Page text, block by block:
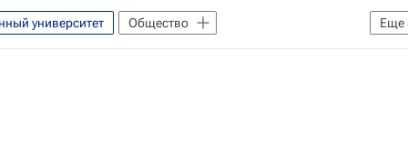
Еще
университет
Общество